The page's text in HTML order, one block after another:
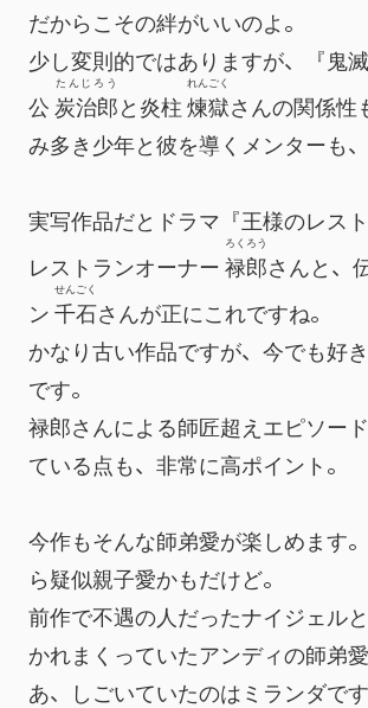
だからこその絆がいいのよ。
少し変則的ではありますが、『鬼
公 炭治郎
たんじろう
と炎柱 煉獄
れんごく
さんの関係性
み多き少年と彼を導くメンターも
実写作品だとドラマ『王様のレス
レストランオーナー 禄郎
ろくろう
さんと、
ン 千石
せんごく
さんが正にこれですね。
かなり古い作品ですが、今でも好
です。
禄郎さんによる師匠超えエピソー
ている点も、非常に高ポイント。
今作もそんな師弟愛が楽しめます
ら疑似親子愛かもだけど。
前作で不遇の人だったナイジェル
かれまくっていたアンディの師弟
あ、しごいていたのはミランダです